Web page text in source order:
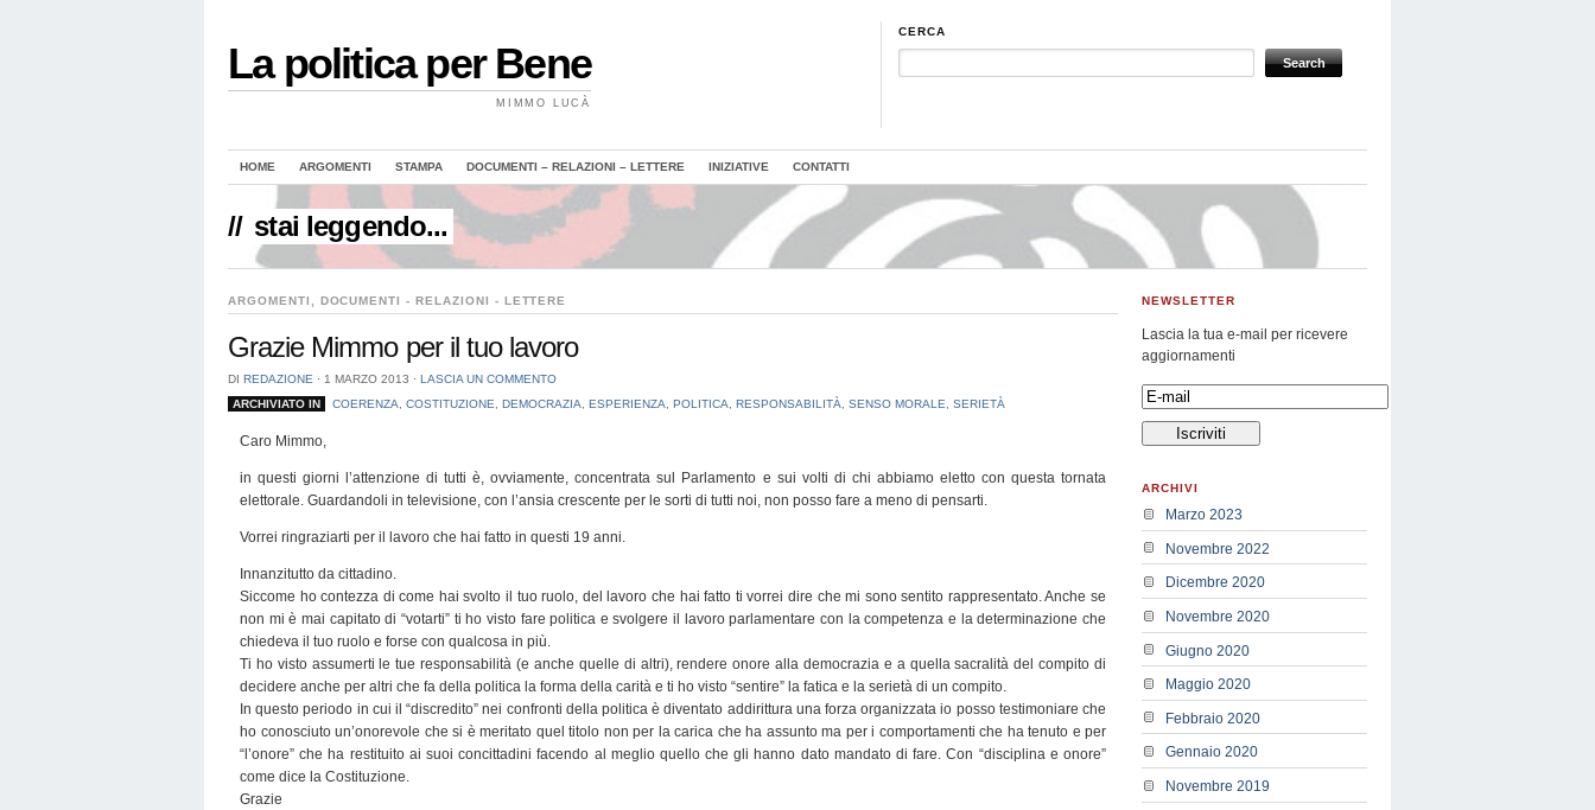
La politica per Bene
MIMMO LUCÀ
CERCA
HOME ARGOMENTI STAMPA DOCUMENTI – RELAZIONI – LETTERE INIZIATIVE CONTATTI
// stai leggendo...
ARGOMENTI DOCUMENTI - RELAZIONI - LETTERE
Grazie Mimmo per il tuo lavoro
DI REDAZIONE ⋅ 1 MARZO 2013 ⋅ LASCIA UN COMMENTO
ARCHIVIATO IN
COERENZA COSTITUZIONE DEMOCRAZIA ESPERIENZA POLITICA RESPONSABILITÀ SENSO MORALE SERIETÀ
Caro Mimmo,
in questi giorni l’attenzione di tutti è, ovviamente, concentrata sul Parlamento e sui volti di chi abbiamo eletto con questa tornata
elettorale. Guardandoli in televisione, con l’ansia crescente per le sorti di tutti noi, non posso fare a meno di pensarti.
Vorrei ringraziarti per il lavoro che hai fatto in questi 19 anni.
Innanzitutto da cittadino.
Siccome ho contezza di come hai svolto il tuo ruolo, del lavoro che hai fatto ti vorrei dire che mi sono sentito rappresentato. Anche se
non mi è mai capitato di “votarti” ti ho visto fare politica e svolgere il lavoro parlamentare con la competenza e la determinazione che
chiedeva il tuo ruolo e forse con qualcosa in più.
Ti ho visto assumerti le tue responsabilità (e anche quelle di altri), rendere onore alla democrazia e a quella sacralità del compito di
decidere anche per altri che fa della politica la forma della carità e ti ho visto “sentire” la fatica e la serietà di un compito.
In questo periodo in cui il “discredito” nei confronti della politica è diventato addirittura una forza organizzata io posso testimoniare che
ho conosciuto un’onorevole che si è meritato quel titolo non per la carica che ha assunto ma per i comportamenti che ha tenuto e per
“l’onore” che ha restituito ai suoi concittadini facendo al meglio quello che gli hanno dato mandato di fare. Con “disciplina e onore”
come dice la Costituzione.
Grazie
NEWSLETTER
Lascia la tua e-mail per ricevere
aggiornamenti
ARCHIVI
Marzo 2023
Novembre 2022
Dicembre 2020
Novembre 2020
Giugno 2020
Maggio 2020
Febbraio 2020
Gennaio 2020
Novembre 2019